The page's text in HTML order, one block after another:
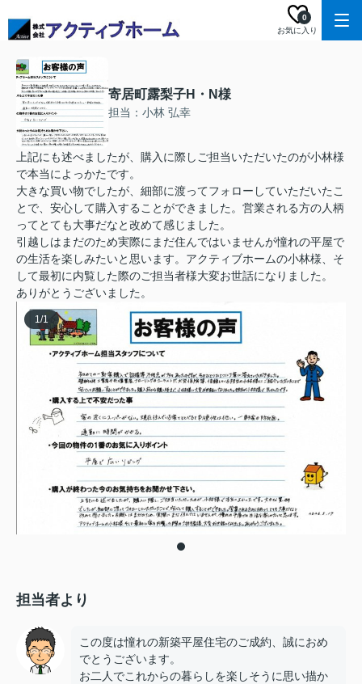
お気に入り
0
寄居町露梨子H・N様
担当：小林 弘幸
上記にも述べましたが、購入に際しご担当いただいたのが小林様
で本当によっかたです。
大きな買い物でしたが、細部に渡ってフォローしていただいたこ
とで、安心して購入することができました。営業される方の人柄
ってとても大事だなと改めて感じました。
引越しはまだのため実際にまだ住んではいませんが憧れの平屋で
の生活を楽しみたいと思います。アクティブホームの小林様、そ
して最初に内覧した際のご担当者様大変お世話になりました。
ありがとうございました。
1/1
担当者より
この度は憧れの新築平屋住宅のご成約、誠におめ
でとうございます。
お二人でこれからの暮らしを楽しそうに思い描か